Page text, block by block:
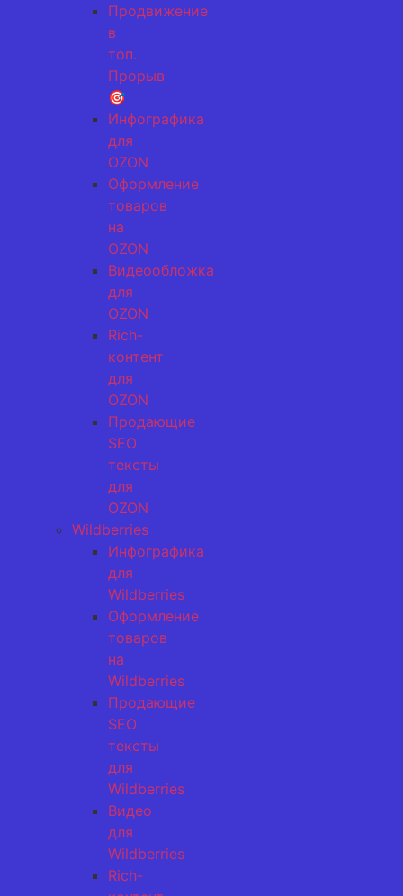
Продвижение
в
топ.
Прорыв
🎯
Инфографика
для
OZON
Оформление
товаров
на
OZON
Видеообложка
для
OZON
Rich-
контент
для
OZON
Продающие
SEO
тексты
для
OZON
Wildberries
Инфографика
для
Wildberries
Оформление
товаров
на
Wildberries
Продающие
SEO
тексты
для
Wildberries
Видео
для
Wildberries
Rich-